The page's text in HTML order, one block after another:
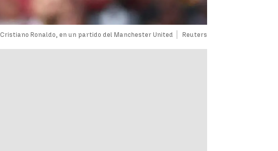
Cristiano Ronaldo, en un partido del Manchester United Reuters